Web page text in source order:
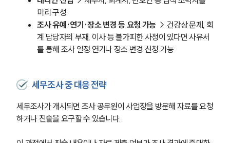
미리 구성
조사 유예·연기·장소 변경 등 요청 가능 → 건강상 문제, 회
계 담당자의 부재, 이사 등 불가피한 사정이 있다면 사유서
를 통해 조사 일정 연기나 장소 변경 신청 가능
세무조사 중 대응 전략
세무조사가 개시되면 조사 공무원이 사업장을 방문해 자료를 요청
하거나 진술을 요구할 수 있습니다.